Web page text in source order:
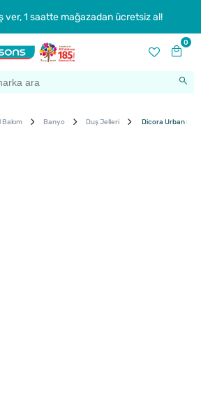
ver, 1 saatte mağazadan ücretsiz al!
0
Bakım Banyo Duş Jelleri Dicora Urban Fit